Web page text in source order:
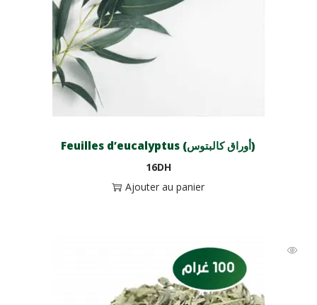
Feuilles d’eucalyptus (أوراق كالبتوس)
16DH
Ajouter au panier